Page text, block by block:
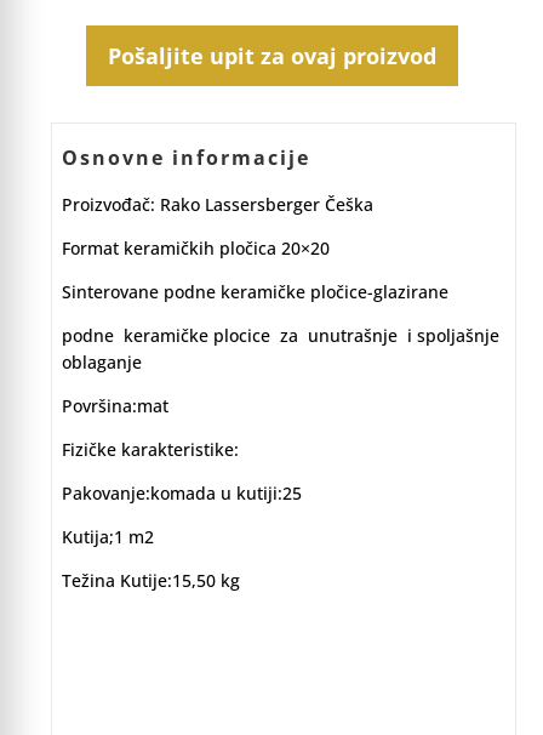
Pošaljite upit za ovaj proizvod
Osnovne informacije
Proizvođač: Rako Lassersberger Češka
Format keramičkih pločica 20×20
Sinterovane podne keramičke pločice-glazirane
podne keramičke plocice za unutrašnje i spoljašnje
oblaganje
Površina:mat
Fizičke karakteristike:
Pakovanje:komada u kutiji:25
Kutija;1 m2
Težina Kutije:15,50 kg